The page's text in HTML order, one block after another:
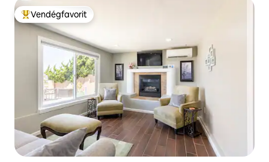
Kiemelt vendégfavorit
Vendégfavorit